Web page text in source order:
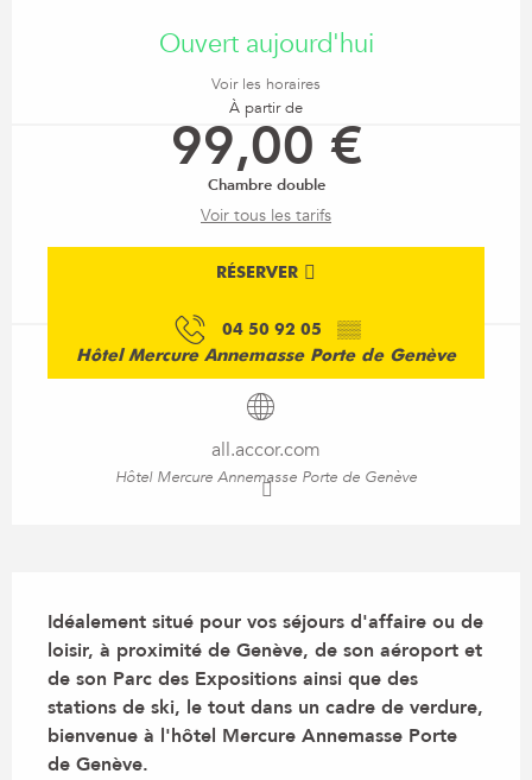
Ouvert aujourd'hui
Voir les horaires
À partir de
99,00 €
Chambre double
Voir tous les tarifs
RÉSERVER
04 50 92 05 ▒▒
Hôtel Mercure Annemasse Porte de Genève
all.accor.com
Hôtel Mercure Annemasse Porte de Genève
Idéalement situé pour vos séjours d'affaire ou de
loisir, à proximité de Genève, de son aéroport et
de son Parc des Expositions ainsi que des
stations de ski, le tout dans un cadre de verdure,
bienvenue à l'hôtel Mercure Annemasse Porte
de Genève.